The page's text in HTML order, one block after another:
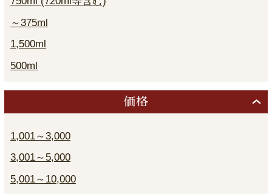
～375ml
1,500ml
500ml
価格
1,001～3,000
3,001～5,000
5,001～10,000